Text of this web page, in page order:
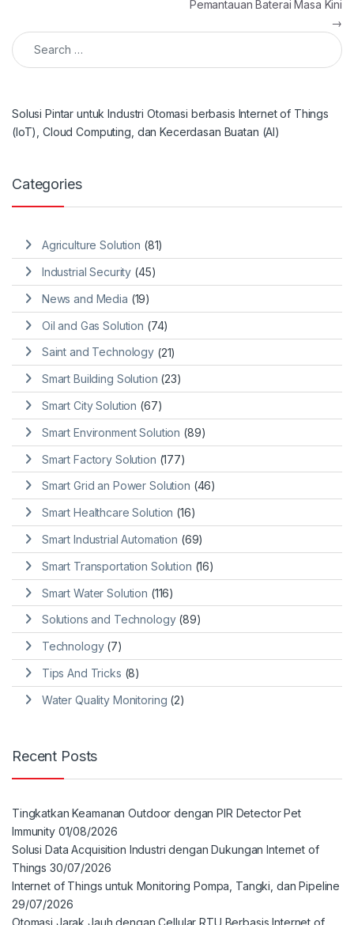
Pemantauan Baterai Masa Kini
→
Search for:
Solusi Pintar untuk Industri Otomasi berbasis Internet of Things
(IoT), Cloud Computing, dan Kecerdasan Buatan (AI)
Categories
Agriculture Solution (81)
Industrial Security (45)
News and Media (19)
Oil and Gas Solution (74)
Saint and Technology (21)
Smart Building Solution (23)
Smart City Solution (67)
Smart Environment Solution (89)
Smart Factory Solution (177)
Smart Grid an Power Solution (46)
Smart Healthcare Solution (16)
Smart Industrial Automation (69)
Smart Transportation Solution (16)
Smart Water Solution (116)
Solutions and Technology(89)
Technology(7)
Tips And Tricks (8)
Water Quality Monitoring (2)
Recent Posts
Tingkatkan Keamanan Outdoor dengan PIR Detector Pet
Immunity 01/08/2026
Solusi Data Acquisition Industri dengan Dukungan Internet of
Things 30/07/2026
Internet of Things untuk Monitoring Pompa, Tangki, dan Pipeline
29/07/2026